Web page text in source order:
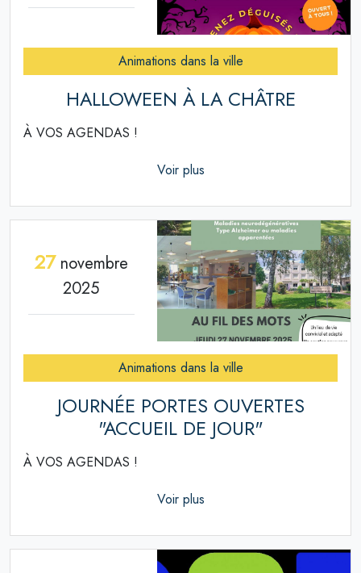
Animations dans la ville
HALLOWEEN À LA CHÂTRE
À VOS AGENDAS !
Voir plus
27novembre
2025
Animations dans la ville
JOURNÉE PORTES OUVERTES
"ACCUEIL DE JOUR"
À VOS AGENDAS !
Voir plus